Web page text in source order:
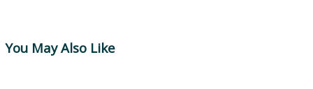
You May Also Like